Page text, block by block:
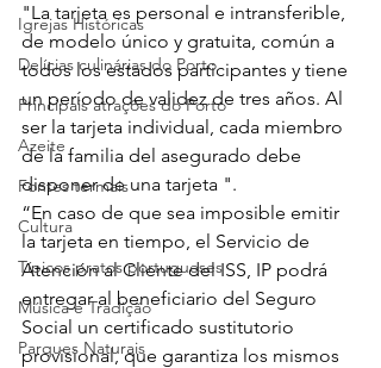
Igrejas Históricas
Delícias culinárias do Porto
Principais atrações do Porto
Azeite
Fontes termais
Cultura
Típicos pratos portugueses
Música e Tradição
Parques Naturais
"La tarjeta es personal e intransferible,
de modelo único y gratuita, común a
todos los estados participantes y tiene
un período de validez de tres años. Al
ser la tarjeta individual, cada miembro
de la familia del asegurado debe
disponer de una tarjeta ".
“En caso de que sea imposible emitir
la tarjeta en tiempo, el Servicio de
Atención al Cliente del ISS, IP podrá
entregar al beneficiario del Seguro
Social un certificado sustitutorio
provisional, que garantiza los mismos